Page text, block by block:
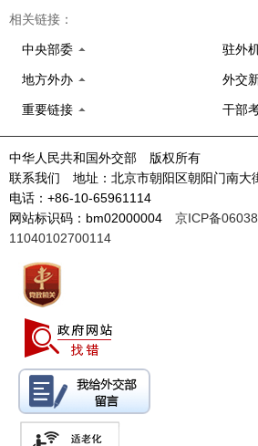
相关链接：
中央部委 驻外
地方外办 外交
重要链接 干部
中华人民共和国外交部 版权所有
联系我们 地址：北京市朝阳区朝阳门南
电话：+86-10-65961114
网站标识码：bm02000004 京ICP备
11040102700114